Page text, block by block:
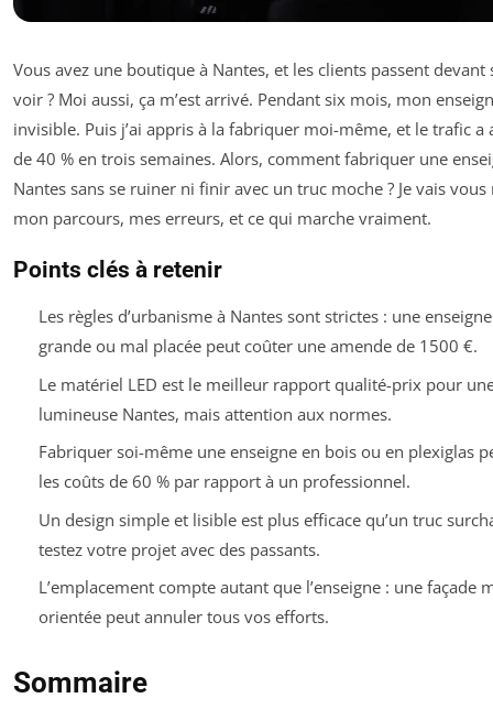
Vous avez une boutique à Nantes, et les clients passent devant
voir ? Moi aussi, ça m’est arrivé. Pendant six mois, mon
invisible. Puis j’ai appris à la fabriquer moi-même, et le trafic a
de 40 % en trois semaines. Alors, comment fabriquer une
Nantes sans se ruiner ni finir avec un truc moche ? Je vais
mon parcours, mes erreurs, et ce qui marche vraiment.
Points clés à retenir
Les règles d’urbanisme à Nantes sont strictes : une
grande ou mal placée peut coûter une amende de 1500 €.
Le matériel LED est le meilleur rapport qualité-prix pour
lumineuse Nantes, mais attention aux normes.
Fabriquer soi-même une enseigne en bois ou en plexiglas
les coûts de 60 % par rapport à un professionnel.
Un design simple et lisible est plus efficace qu’un truc
testez votre projet avec des passants.
L’emplacement compte autant que l’enseigne : une façade
orientée peut annuler tous vos efforts.
Sommaire